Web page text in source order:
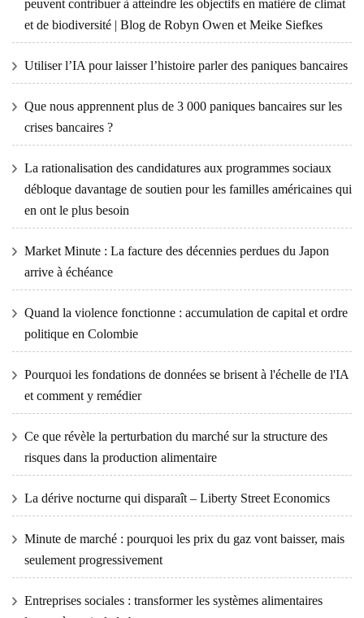
peuvent contribuer à atteindre les objectifs en matière de climat
et de biodiversité | Blog de Robyn Owen et Meike Siefkes
Utiliser l’IA pour laisser l’histoire parler des paniques bancaires
Que nous apprennent plus de 3 000 paniques bancaires sur les
crises bancaires ?
La rationalisation des candidatures aux programmes sociaux
débloque davantage de soutien pour les familles américaines qui
en ont le plus besoin
Market Minute : La facture des décennies perdues du Japon
arrive à échéance
Quand la violence fonctionne : accumulation de capital et ordre
politique en Colombie
Pourquoi les fondations de données se brisent à l'échelle de l'IA
et comment y remédier
Ce que révèle la perturbation du marché sur la structure des
risques dans la production alimentaire
La dérive nocturne qui disparaît – Liberty Street Economics
Minute de marché : pourquoi les prix du gaz vont baisser, mais
seulement progressivement
Entreprises sociales : transformer les systèmes alimentaires